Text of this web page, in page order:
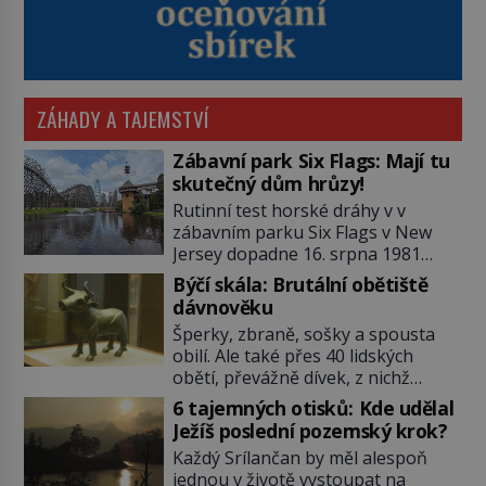
ZÁHADY A TAJEMSTVÍ
Zábavní park Six Flags: Mají tu
skutečný dům hrůzy!
Rutinní test horské dráhy v v
zábavním parku Six Flags v New
Jersey dopadne 16. srpna 1981
katastrofou. 20letý technik Scott
Tyler se zřítí na zem! Zranění jsou
neslučitelná se životem. „Nepoužil
bezpečnostní zábranu,“ osvětlí
smrtelnou nehodu tiskový mluvčí
parku a vyšetřovatelé mu dávají za
pravdu: „Atrakce je v pořádku.“ A
pak přijde srpen roku […]
Býčí skála: Brutální obětiště
dávnověku
Šperky, zbraně, sošky a spousta
obilí. Ale také přes 40 lidských
obětí, převážně dívek, z nichž
některým rozetnou hlavu a
useknou končetiny. To je slavný
halštatský pohřeb. V Evropě
nevídaný objev, který dodnes
6 tajemných otisků: Kde udělal
Ježíš poslední pozemský krok?
Každý Srílančan by měl alespoň
jednou v životě vystoupat na